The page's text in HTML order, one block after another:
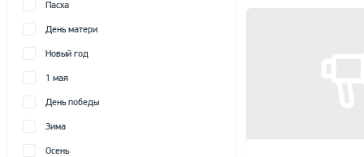
Пасха
День матери
Новый год
1 мая
День победы
Зима
Осень